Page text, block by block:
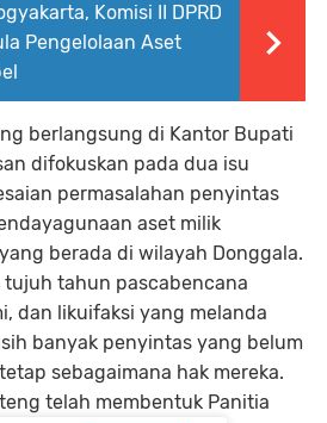
Komisi II DPRD
Pengelolaan Aset
berlangsung di Kantor Bupati
difokuskan pada dua isu
permasalahan penyintas
aset milik
berada di wilayah Donggala.
tujuh tahun pascabencana
dan likuifaksi yang melanda
banyak penyintas yang belum
sebagaimana hak mereka.
telah membentuk Panitia